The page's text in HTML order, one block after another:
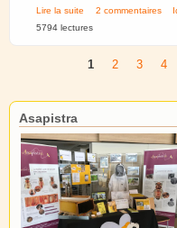
Lire la suite de Ruche renversée
2 commentaires
5794 lectures
1 2 3 4
Asapistra